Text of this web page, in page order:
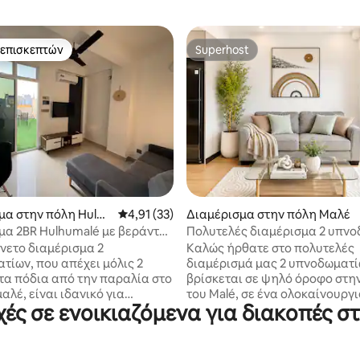
5, 221 κριτικές
στην πόλη Hulhu
Μέση βαθμολογία: 4,91 στα 5, 33 κριτικές
4,91 (33)
2BR Hulhumalé με βεράντα
τα πόδια από την παραλία
διαμέρισμα 2
που απέχει μόλις 2
πόδια από την παραλία στο
είναι ιδανικό για
ή ομάδες ταξιδιωτών έως 5
Superhost
Superhost
Διαμέρισμα στην πόλη Μαλέ
Πολυτελές διαμέρισμα 2
| Κεντρικό Male
Καλώς ήρθατε στο πολυτελές
διαμέρισμά μας 2
βρίσκεται σε ψηλό όροφο
του Malé, σε ένα
μοντέρνο κτίριο κοντά σε
καφετέριες, καταστήματα
σε ενοικιαζόμενα για διακοπές